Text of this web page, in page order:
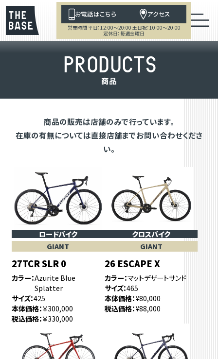
お電話はこちら アクセス
営業時間 平日：12:00～20:00 土日祝：10:00～20:00
定休日：毎週金曜日
PRODUCTS
商品
商品の販売は店舗のみで行っています。
在庫の有無については直接店舗までお問い合わせくださ
い。
ロードバイク
GIANT
27TCR SLR 0
カラー Azurite Blue
Splatter
サイズ 425
本体価格 ￥300,000
税込価格 ￥330,000
クロスバイク
GIANT
26 ESCAPE X
カラー マットデザートサンド
サイズ 465
本体価格 ¥80,000
税込価格 ¥88,000